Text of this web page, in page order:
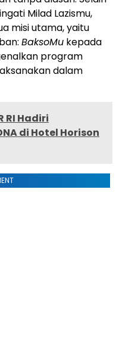
Milad Lazismu,
misi utama, yaitu
BaksoMu kepada
program
dalam
RI Hadiri
di Hotel Horison